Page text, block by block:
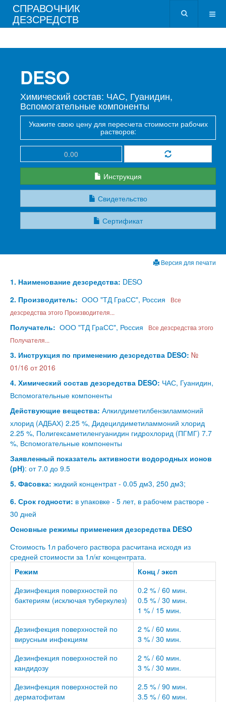
СПРАВОЧНИК
ДЕЗСРЕДСТВ
DESO
Химический состав: ЧАС, Гуанидин,
Вспомогательные компоненты
Укажите свою цену для пересчета стоимости рабочих
растворов:
Инструкция
Свидетельство
Сертификат
Версия для печати
1. Наименование дезсредства: DESO
2. Производитель: ООО "ТД ГраСС", Россия
Все
дезсредства этого Производителя...
Получатель: ООО "ТД ГраСС", Россия
Все дезсредства этого
Получателя...
3. Инструкция по применению дезсредства DESO: №
01/16 от 2016
4. Химический состав дезсредства DESO: ЧАС, Гуанидин,
Вспомогательные компоненты
Действующие вещества: Алкилдиметилбензиламмоний
хлорид (АДБАХ) 2.25 %, Дидецилдиметиламмоний хлорид
2.25 %, Полигексаметиленгуанидин гидрохлорид (ПГМГ) 7.7
%, Вспомогательные компоненты
Заявленный показатель активности водородных ионов
(pH): от 7.0 до 9.5
5. Фacовка: жидкий концентрат - 0.05 дм3, 250 дм3;
6. Срок годности: в упаковке - 5 лет, в рабочем растворе -
30 дней
Основные режимы применения дезсредства DESO
Стоимость 1л рабочего раствора расчитана исходя из
средней стоимости за 1л/кг концентрата.
Режим
Конц / эксп
Дезинфекция поверхностей по
бактериям (исключая туберкулез)
0.2 % / 60 мин.
0.5 % / 30 мин.
1 % / 15 мин.
Дезинфекция поверхностей по
вирусным инфекциям
2 % / 60 мин.
3 % / 30 мин.
Дезинфекция поверхностей по
кандидозу
2 % / 60 мин.
3 % / 30 мин.
Дезинфекция поверхностей по
дерматофитам
2.5 % / 90 мин.
3.5 % / 60 мин.